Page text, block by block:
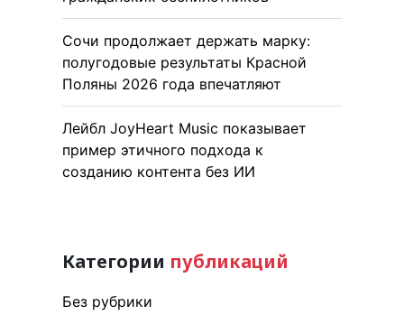
Сочи продолжает держать марку:
полугодовые результаты Красной
Поляны 2026 года впечатляют
Лейбл JoyHeart Music показывает
пример этичного подхода к
созданию контента без ИИ
Категории публикаций
Без рубрики